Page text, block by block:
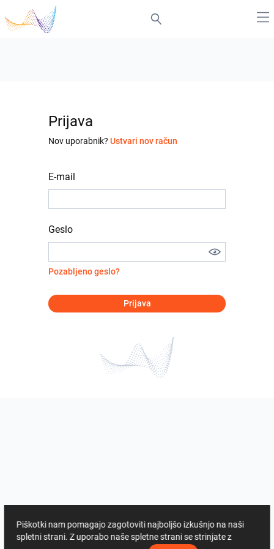
Prijava
Nov uporabnik? Ustvari nov račun
E-mail
Geslo
Pozabljeno geslo?
Prijava
Piškotki nam pomagajo zagotoviti najboljšo izkušnjo na naši
spletni strani. Z uporabo naše spletne strani se strinjate z